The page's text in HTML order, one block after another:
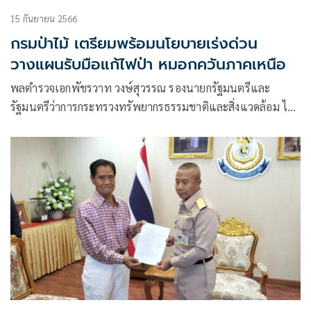
15 กันยายน 2566
กรมป่าไม้ เตรียมพร้อมนโยบายเร่งด่วน
วางแผนรับมือแก้ไฟป่า หมอกควันภาคเหนือ
พลตำรวจเอกพัชรวาท วงษ์สุวรรณ รองนายกรัฐมนตรีและ
รัฐมนตรีว่าการกระทรวงทรัพยากรธรรมชาติและสิ่งแวดล้อม ได้
ในการป้องกันการเกิดปัญหาไฟป่าและการแก้ไขปัญหาฝุ่นละออง